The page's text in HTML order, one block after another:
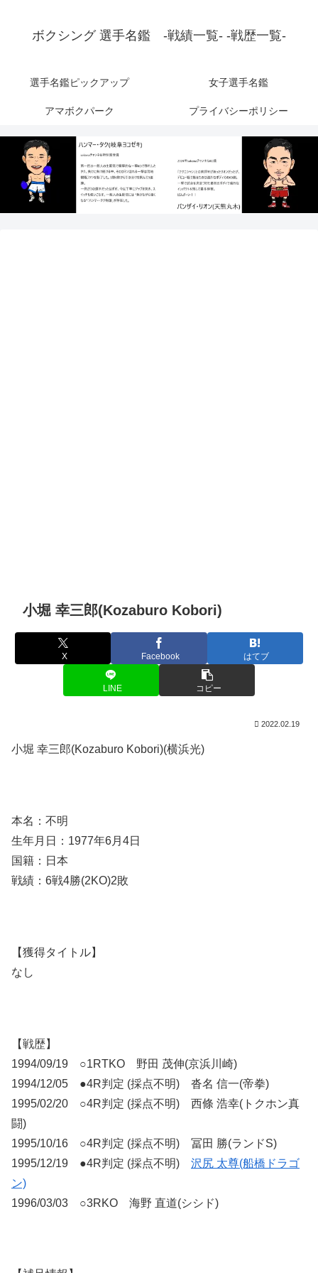
ボクシング 選手名鑑 -戦績一覧- -戦歴一覧-
選手名鑑ピックアップ 女子選手名鑑
アマボクパーク プライバシーポリシー
小堀 幸三郎(Kozaburo Kobori)
X Facebook はてブ
LINE コピー
2022.02.19
小堀 幸三郎(Kozaburo Kobori)(横浜光)
本名：不明
生年月日：1977年6月4日
国籍：日本
戦績：6戦4勝(2KO)2敗
【獲得タイトル】
なし
【戦歴】
1994/09/19 ○1RTKO 野田 茂伸(京浜川崎)
1994/12/05 ●4R判定 (採点不明) 沓名 信一(帝拳)
1995/02/20 ○4R判定 (採点不明) 西條 浩幸(トクホン真
闘)
1995/10/16 ○4R判定 (採点不明) 冨田 勝(ランドS)
1995/12/19 ●4R判定 (採点不明) 沢尻 太尊(船橋ドラゴ
ン)
1996/03/03 ○3RKO 海野 直道(シシド)